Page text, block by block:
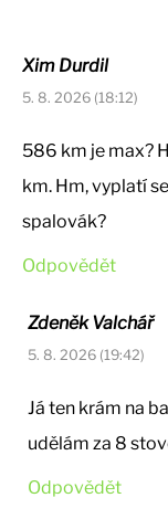
Xim Durdil
5. 8. 2026 (18:12)
586 km je max?
km. Hm, vyplatí
spalovák?
Odpovědět
Zdeněk Valchář
5. 8. 2026 (19:42)
Já ten krám na
udělám za 8
Odpovědět